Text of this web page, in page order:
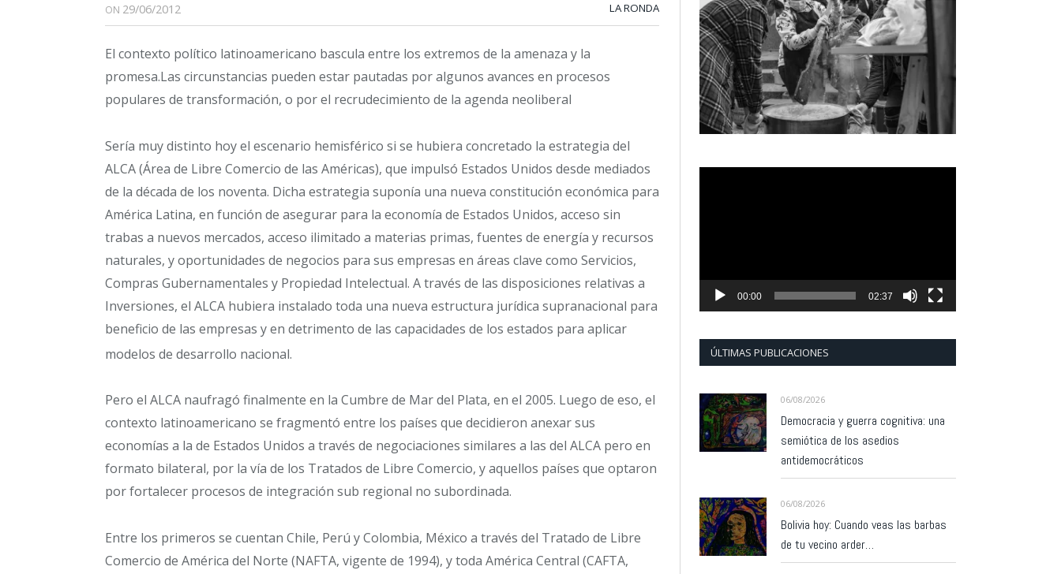
ON 29/06/2012 LA RONDA
El contexto político latinoamericano bascula entre los extremos de la amenaza y la
promesa.Las circunstancias pueden estar pautadas por algunos avances en procesos
populares de transformación, o por el recrudecimiento de la agenda neoliberal
Sería muy distinto hoy el escenario hemisférico si se hubiera concretado la estrategia del
ALCA (Área de Libre Comercio de las Américas), que impulsó Estados Unidos desde mediados
de la década de los noventa. Dicha estrategia suponía una nueva constitución económica para
América Latina, en función de asegurar para la economía de Estados Unidos, acceso sin
trabas a nuevos mercados, acceso ilimitado a materias primas, fuentes de energía y recursos
naturales, y oportunidades de negocios para sus empresas en áreas clave como Servicios,
Compras Gubernamentales y Propiedad Intelectual. A través de las disposiciones relativas a
Inversiones, el ALCA hubiera instalado toda una nueva estructura jurídica supranacional para
beneficio de las empresas y en detrimento de las capacidades de los estados para aplicar
modelos de desarrollo nacional.
Pero el ALCA naufragó finalmente en la Cumbre de Mar del Plata, en el 2005. Luego de eso, el
contexto latinoamericano se fragmentó entre los países que decidieron anexar sus
economías a la de Estados Unidos a través de negociaciones similares a las del ALCA pero en
formato bilateral, por la vía de los Tratados de Libre Comercio, y aquellos países que optaron
por fortalecer procesos de integración sub regional no subordinada.
Entre los primeros se cuentan Chile, Perú y Colombia, México a través del Tratado de Libre
Comercio de América del Norte (NAFTA, vigente de 1994), y toda América Central (CAFTA,
00:00 02:37
ÚLTIMAS PUBLICACIONES
06/08/2026
Democracia y guerra cognitiva: una
semiótica de los asedios
antidemocráticos
06/08/2026
Bolivia hoy: Cuando veas las barbas
de tu vecino arder…